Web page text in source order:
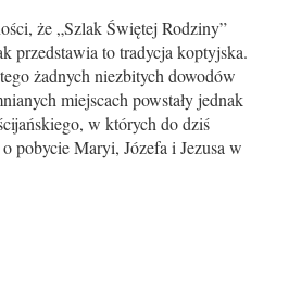
że „Szlak Świętej Rodziny”
przedstawia to tradycja koptyjska.
żadnych niezbitych dowodów
miejscach powstały jednak
w których do dziś
pobycie Maryi, Józefa i Jezusa w